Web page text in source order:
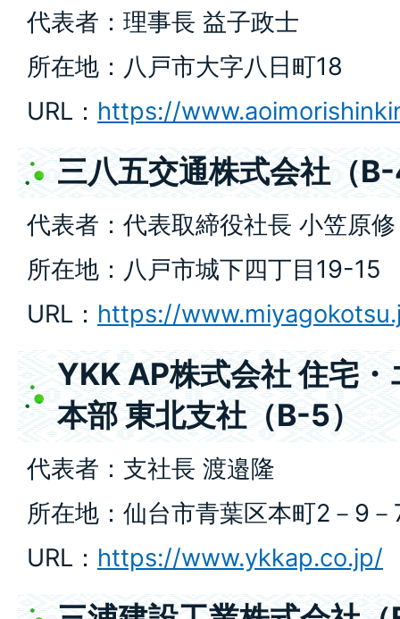
代表者：理事長 益子政士
所在地：八戸市大字八日町18
URL： https://
三八五交通株式会社（
代表者：代表取締役社長 小笠原修
所在地：八戸市城下四丁目19-15
URL： https://
YKK AP株式会社 住宅
本部 東北支社（B-5）
代表者：支社長 渡邉隆
所在地：仙台市青葉区本町2－9
URL： https://www.ykkap.co.jp/